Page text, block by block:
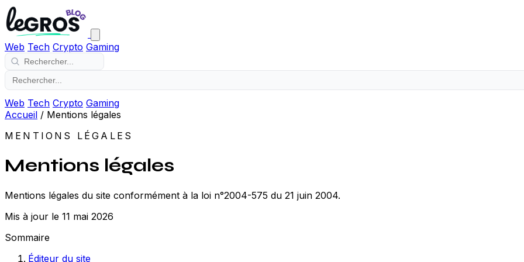
Web Tech Crypto Gaming
Web Tech Crypto Gaming
Accueil / Mentions légales
MENTIONS LÉGALES
Mentions légales
Mentions légales du site conformément à la loi n°2004-575 du 21 juin 2004.
Mis à jour le 11 mai 2026
Sommaire
Éditeur du site